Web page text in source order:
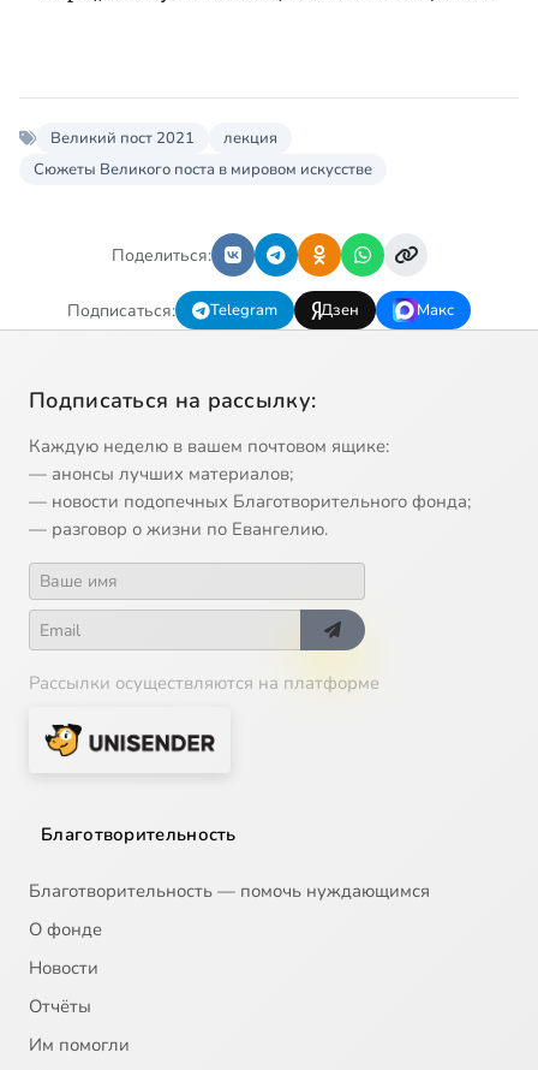
Великий пост 2021
лекция
Сюжеты Великого поста в мировом искусстве
Поделиться:
Подписаться: Telegram Дзен Макс
Подписаться на рассылку:
Каждую неделю в вашем почтовом ящике:
— анонсы лучших материалов;
— новости подопечных Благотворительного фонда;
— разговор о жизни по Евангелию.
Рассылки осуществляются на платформе
Благотворительность
Благотворительность — помочь нуждающимся
О фонде
Новости
Отчёты
Им помогли